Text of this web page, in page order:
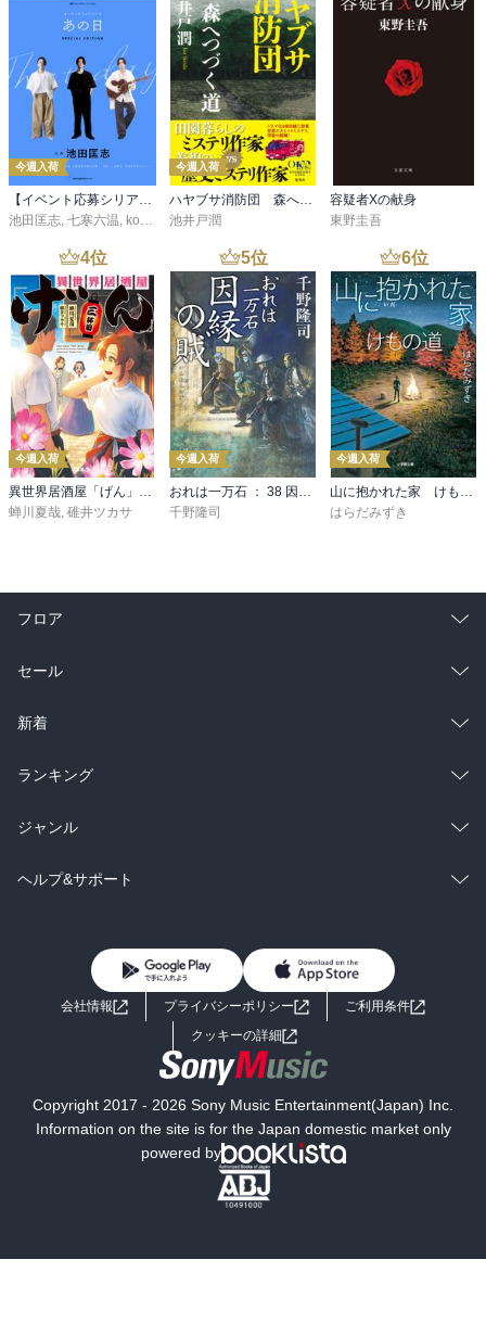
今週入荷
【イベント応募シリアルコード付】池田匡志出演・オーディオフォトブック「あの日」SPECIAL EDITION（音声／動画付）
池田匡志, 七寒六温, konoko58 ,村崎キコ
今週入荷
ハヤブサ消防団 森へつづく道
池井戸潤
容疑者Xの献身
東野圭吾
4位
今週入荷
異世界居酒屋「げん」三杯目
蝉川夏哉, 碓井ツカサ
5位
今週入荷
おれは一万石 ： 38 因縁の賊
千野隆司
6位
今週入荷
山に抱かれた家 けもの道
はらだみずき
フロア
総合
ラノベ
雑誌・グラビア
BL・TL
セール
総合
ラノベ
雑誌・グラビア
BL・TL
新着
総合
ラノベ
雑誌・グラビア
ランキング
総合
ラノベ
ジャンル
コミック
ライトノベル 男子向けラノベ
小説
海外小説
ミステリー SF
文学
ヘルプ&サポート
よくあるご質問 お問い合わせ
会社情報 プライバシーポリシー
ご利用条件
クッキーの詳細
Copyright 2017 - 2026 Sony Music Entertainment(Japan) Inc.
Information on the site is for the Japan domestic market only
powered by